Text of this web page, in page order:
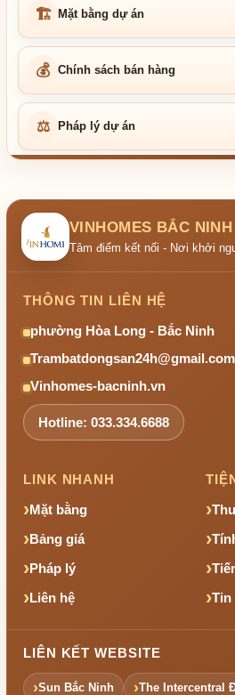
🏗 Mặt bằng dự án
💰 Chính sách bán hàng
⚖ Pháp lý dự án
VINHOMES BẮC NINH
Tâm điểm kết nối - Nơi khởi
THÔNG TIN LIÊN HỆ
phường Hòa Long - Bắc Ninh
Trambatdongsan24h@gmail.com
Vinhomes-bacninh.vn
Hotline: 033.334.6688
LINK NHANH
Mặt bằng
Bảng giá
Pháp lý
Liên hệ
LIÊN KẾT WEBSITE
Sun Bắc Ninh The Intercentral